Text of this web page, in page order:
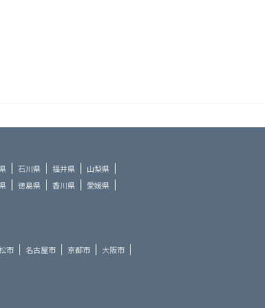
石川県 福井県
山梨県
徳島県 香川県
愛媛県
市 名古屋市 京都市
大阪市